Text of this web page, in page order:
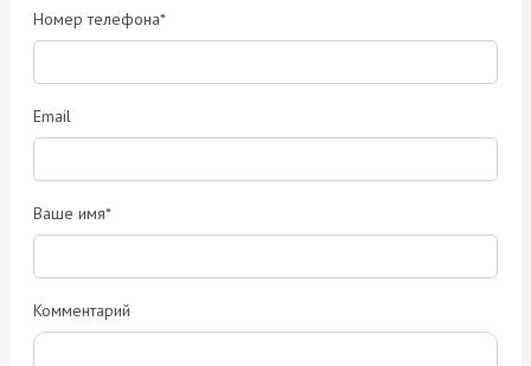
Номер телефона*
Email
Ваше имя*
Комментарий